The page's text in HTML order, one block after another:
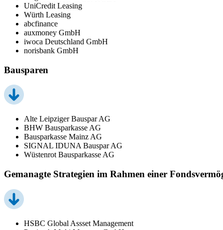
UniCredit Leasing
Würth Leasing
abcfinance
auxmoney GmbH
iwoca Deutschland GmbH
norisbank GmbH
Bausparen
Alte Leipziger Bauspar AG
BHW Bausparkasse AG
Bausparkasse Mainz AG
SIGNAL IDUNA Bauspar AG
Wüstenrot Bausparkasse AG
Gemanagte Strategien im Rahmen einer
HSBC Global Assset Management